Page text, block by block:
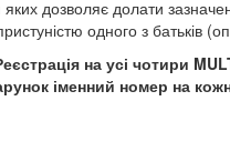
дозволяє долати
одного з батьків
на усі чотири
іменний номер на